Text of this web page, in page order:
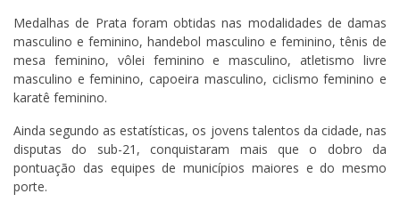
Medalhas de Prata foram obtidas nas modalidades de damas
masculino e feminino, handebol masculino e feminino, tênis de
mesa feminino, vôlei feminino e masculino, atletismo livre
masculino e feminino, capoeira masculino, ciclismo feminino e
karatê feminino.
Ainda segundo as estatísticas, os jovens talentos da cidade, nas
disputas do sub-21, conquistaram mais que o dobro da
pontuação das equipes de municípios maiores e do mesmo
porte.